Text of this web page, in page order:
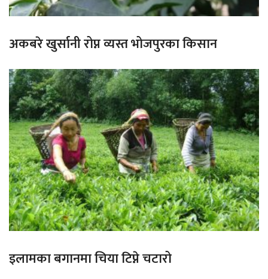
अकबरे खुर्सानी रोप्न व्यस्त भोजपुरका किसान
इलामका बगानमा चिया टिप्ने चटारो